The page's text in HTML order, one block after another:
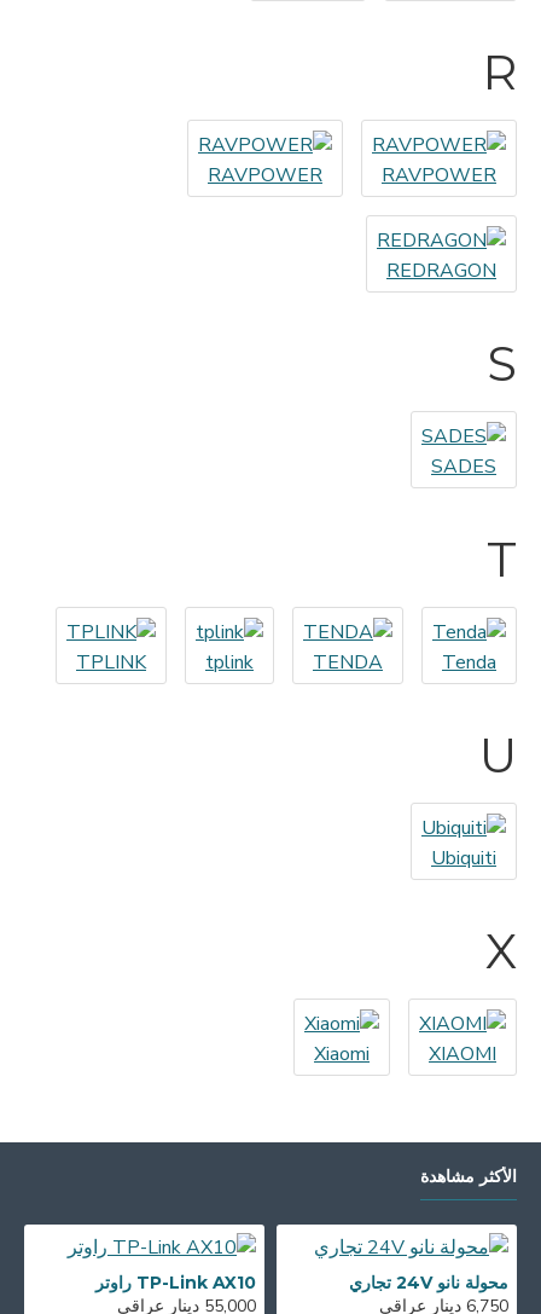
R
RAVPOWER
RAVPOWER
REDRAGON
S
SADES
T
Tenda
TENDA
tplink
TPLINK
U
Ubiquiti
X
XIAOMI
Xiaomi
الأكثر مشاهدة
محولة نانو 24V تجاري
6,750 دينار عراقي
TP-Link AX10 راوتر
55,000 دينار عراقي